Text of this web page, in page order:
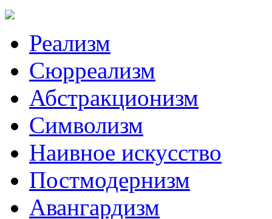
Реализм
Сюрреализм
Абстракционизм
Символизм
Наивное искусство
Постмодернизм
Авангардизм